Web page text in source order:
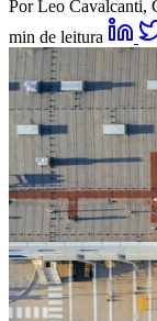
Por Leo Cavalcanti,
min de leitura